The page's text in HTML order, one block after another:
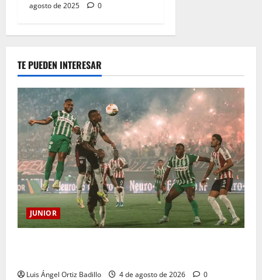
agosto de 2025
0
TE PUEDEN INTERESAR
JUNIOR
Luis Ángel Ortiz Badillo 4 de agosto de 2026 0